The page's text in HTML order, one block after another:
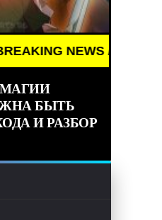
/// АЗИЯ ///
БЫТЬ
И РАЗБОР